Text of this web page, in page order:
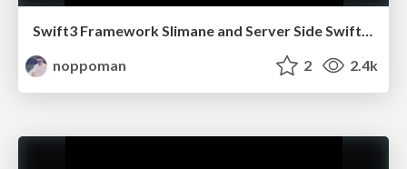
noppoman
2 2.4k